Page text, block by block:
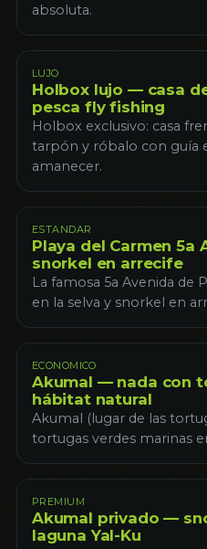
absoluta.
LUJO
Holbox lujo — casa
pesca fly fishing
Holbox exclusivo: casa
tarpón y róbalo con guía
amanecer.
ESTANDAR
Playa del Carmen 5a
snorkel en arrecife
La famosa 5a Avenida de
en la selva y snorkel en
ECONOMICO
Akumal — nada con
hábitat natural
Akumal (lugar de las
tortugas verdes marinas
PREMIUM
Akumal privado —
laguna Yal-Ku